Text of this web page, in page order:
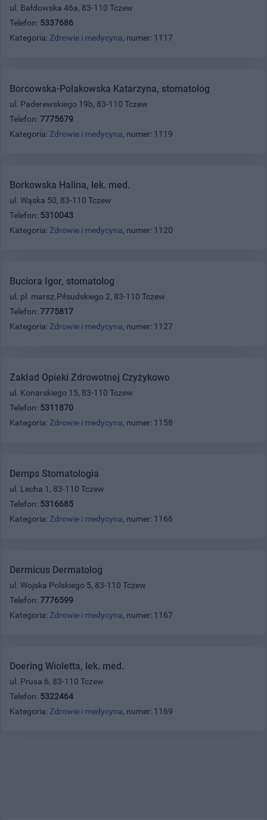
ul. Bałdowska 46a, 83-110 Tczew
Telefon: 5337686
Kategoria: Zdrowie i medycyna, numer: 1117
Borcowska-Polakowska Katarzyna, stomatolog
ul. Paderewskiego 19b, 83-110 Tczew
Telefon: 7775679
Kategoria: Zdrowie i medycyna, numer: 1119
Borkowska Halina, lek. med.
ul. Wąska 50, 83-110 Tczew
Telefon: 5310043
Kategoria: Zdrowie i medycyna, numer: 1120
Buciora Igor, stomatolog
ul. pl. marsz.Piłsudskiego 2, 83-110 Tczew
Telefon: 7775817
Kategoria: Zdrowie i medycyna, numer: 1127
Zakład Opieki Zdrowotnej Czyżykowo
ul. Konarskiego 15, 83-110 Tczew
Telefon: 5311870
Kategoria: Zdrowie i medycyna, numer: 1158
Demps Stomatologia
ul. Lecha 1, 83-110 Tczew
Telefon: 5316685
Kategoria: Zdrowie i medycyna, numer: 1166
Dermicus Dermatolog
ul. Wojska Polskiego 5, 83-110 Tczew
Telefon: 7776599
Kategoria: Zdrowie i medycyna, numer: 1167
Doering Wioletta, lek. med.
ul. Prusa 6, 83-110 Tczew
Telefon: 5322464
Kategoria: Zdrowie i medycyna, numer: 1169